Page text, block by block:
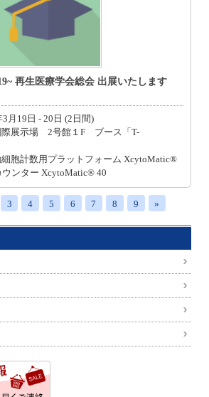
再生医療学会総会 出展いたします
19日 - 20日 (2日間)
示場 2号館１F ブース「T-
胞計数用プラットフォーム XcytoMatic®
ンター XcytoMatic® 40
3 4 5 6 7 8 9 »